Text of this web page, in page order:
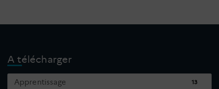
A télécharger
Apprentissage 13